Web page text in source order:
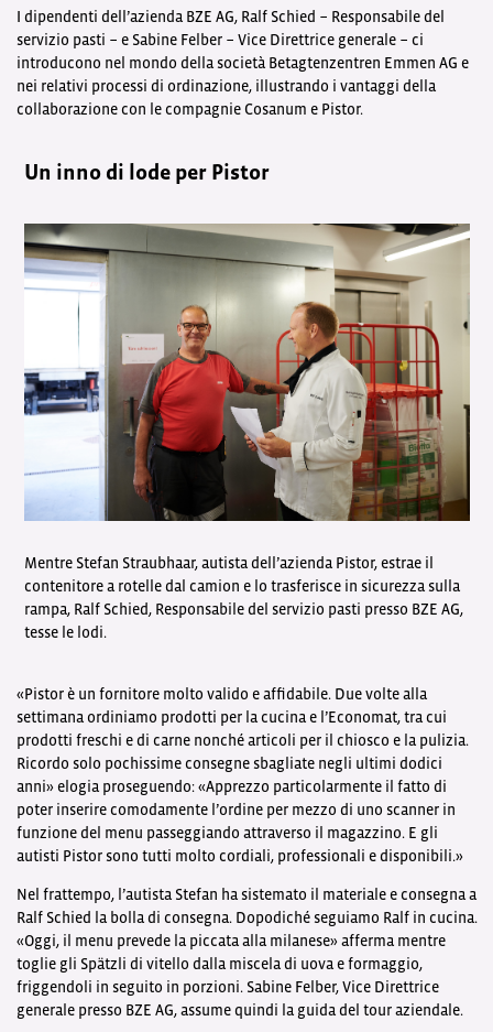
I dipendenti dell’azienda BZE AG, Ralf Schied − Responsabile del
servizio pasti − e Sabine Felber − Vice Direttrice generale − ci
introducono nel mondo della società Betagtenzentren Emmen AG e
nei relativi processi di ordinazione, illustrando i vantaggi della
collaborazione con le compagnie Cosanum e Pistor.
Un inno di lode per Pistor
Mentre Stefan Straubhaar, autista dell’azienda Pistor, estrae il
contenitore a rotelle dal camion e lo trasferisce in sicurezza sulla
rampa, Ralf Schied, Responsabile del servizio pasti presso BZE AG,
tesse le lodi.
«Pistor è un fornitore molto valido e affidabile. Due volte alla
settimana ordiniamo prodotti per la cucina e l’Economat, tra cui
prodotti freschi e di carne nonché articoli per il chiosco e la pulizia.
Ricordo solo pochissime consegne sbagliate negli ultimi dodici
anni» elogia proseguendo: «Apprezzo particolarmente il fatto di
poter inserire comodamente l’ordine per mezzo di uno scanner in
funzione del menu passeggiando attraverso il magazzino. E gli
autisti Pistor sono tutti molto cordiali, professionali e disponibili.»
Nel frattempo, l’autista Stefan ha sistemato il materiale e consegna a
Ralf Schied la bolla di consegna. Dopodiché seguiamo Ralf in cucina.
«Oggi, il menu prevede la piccata alla milanese» afferma mentre
toglie gli Spätzli di vitello dalla miscela di uova e formaggio,
friggendoli in seguito in porzioni. Sabine Felber, Vice Direttrice
generale presso BZE AG, assume quindi la guida del tour aziendale.